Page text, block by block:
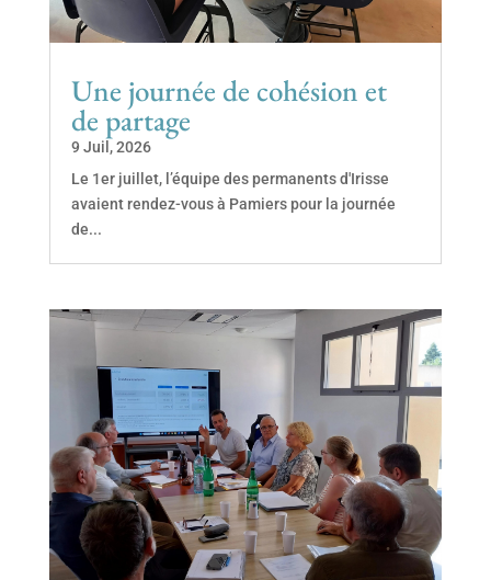
Une journée de cohésion et
de partage
9 Juil, 2026
Le 1er juillet, l’équipe des permanents d'Irisse
avaient rendez-vous à Pamiers pour la journée
de...